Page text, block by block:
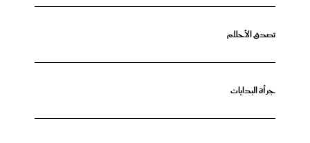
تصدق الأحلام
جرأة البدايات